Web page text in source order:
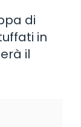
di
in
il